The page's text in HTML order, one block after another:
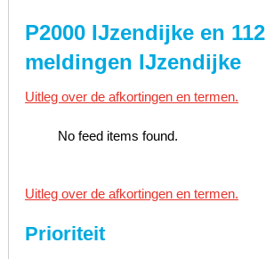
P2000 IJzendijke en 112
meldingen IJzendijke
Uitleg over de afkortingen en termen.
No feed items found.
Uitleg over de afkortingen en termen.
Prioriteit